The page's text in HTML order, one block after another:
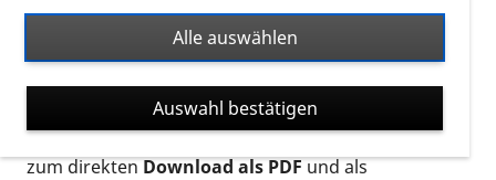
Ort. Nutzen Sie den Formatfilter, um ausschließlich
nach Flyern und Broschüren, Audios oder Videos zu
suchen. Die meisten Flyer und Broschüren werden in
verschiedenen Formaten angeboten: zur
postalischen Bestellung als gedruckte Variante
zum direktenDownload als PDFund als
Alle auswählen
Auswahl bestätigen